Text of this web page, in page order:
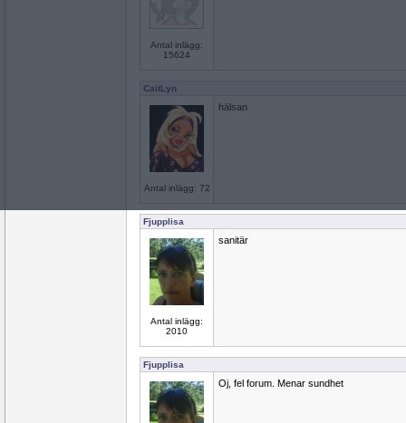
Antal inlägg:
15624
CaitLyn
Antal inlägg: 72
hälsan
Fjupplisa
Antal inlägg:
2010
sanitär
Fjupplisa
Oj, fel forum. Menar sundhet